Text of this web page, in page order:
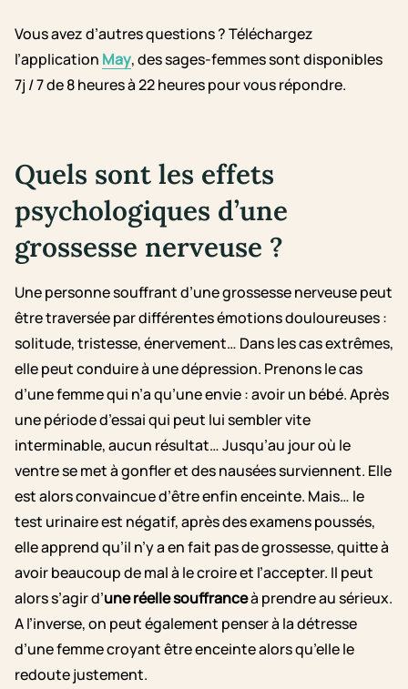
Vous avez d’autres questions ? Téléchargez
l’application May, des sages-femmes sont disponibles
7j / 7 de 8 heures à 22 heures pour vous répondre.
Quels sont les effets
psychologiques d’une
grossesse nerveuse ?
Une personne souffrant d’une grossesse nerveuse peut
être traversée par différentes émotions douloureuses :
solitude, tristesse, énervement… Dans les cas extrêmes,
elle peut conduire à une dépression. Prenons le cas
d’une femme qui n’a qu’une envie : avoir un bébé. Après
une période d’essai qui peut lui sembler vite
interminable, aucun résultat… Jusqu’au jour où le
ventre se met à gonfler et des nausées surviennent. Elle
est alors convaincue d’être enfin enceinte. Mais… le
test urinaire est négatif, après des examens poussés,
elle apprend qu’il n’y a en fait pas de grossesse, quitte à
avoir beaucoup de mal à le croire et l’accepter. Il peut
alors s’agir d’une réelle souffranceà prendre au sérieux.
A l’inverse, on peut également penser à la détresse
d’une femme croyant être enceinte alors qu’elle le
redoute justement.